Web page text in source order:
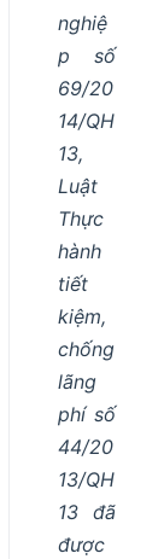
nghiệ
p số
69/20
14/QH
13,
Luật
Thực
hành
tiết
kiệm,
chống
lãng
phí số
44/20
13/QH
13 đã
được